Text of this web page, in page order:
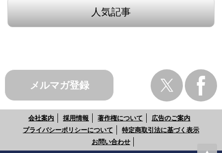
人気記事
メルマガ登録
会社案内 採用情報 著作権について
広告のご案内
プライバシーポリシーについて
特定商取引法に基づく表示
お問い合わせ